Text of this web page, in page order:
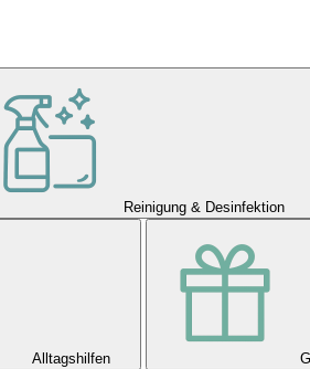
Reinigung & Desinfektion
Alltagshilfen